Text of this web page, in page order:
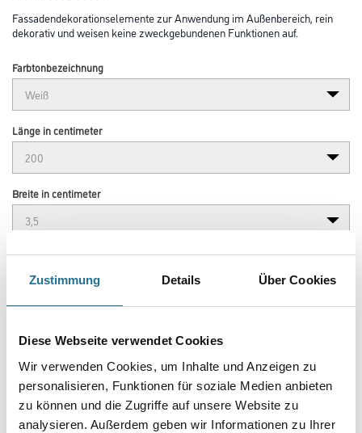
Zustimmung Details Über Cookies
Diese Webseite verwendet Cookies
Wir verwenden Cookies, um Inhalte und Anzeigen zu
personalisieren, Funktionen für soziale Medien anbieten
zu können und die Zugriffe auf unsere Website zu
analysieren. Außerdem geben wir Informationen zu Ihrer
Fassadendekorationselemente zur Anwendung im Außenbereich, rein
dekorativ und weisen keine zweckgebundenen Funktionen auf.
Farbtonbezeichnung
Länge in centimeter
Breite in centimeter
Gebinde
Umrechnungsfaktoren